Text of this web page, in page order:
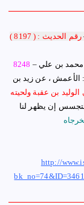
رقم الحديث : ( 8197 )
8248
محمد بن علي
: الأعمش ، عن زيد بن
بن عقبة ولحيته
إن يظهر لنا
http://